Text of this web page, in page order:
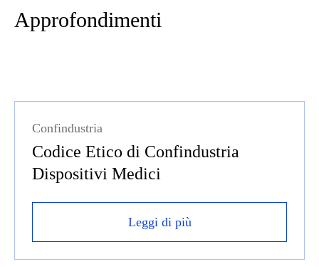
Approfondimenti
Codice Etico di Confindustria
Dispositivi Medici
Confindustria
Leggi di più